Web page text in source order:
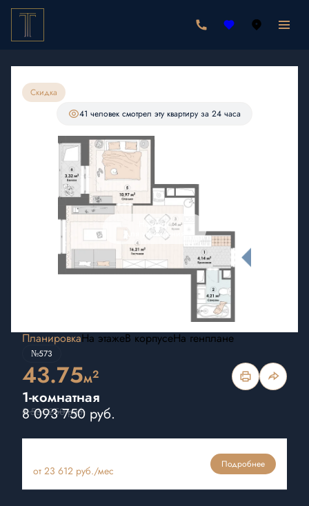
1-комнатная 8 531 250 руб.
8 093 750 руб.
Ипотека
Скидка
41 человек смотрел эту квартиру за 24 часа
Нажмите
для увеличения
ПланировкаНа этажеВ корпусеНа генплане
№573
43.75м2
1-комнатная
8 531 250 руб.
8 093 750 руб.
от 23 612 руб./мес
Подробнее